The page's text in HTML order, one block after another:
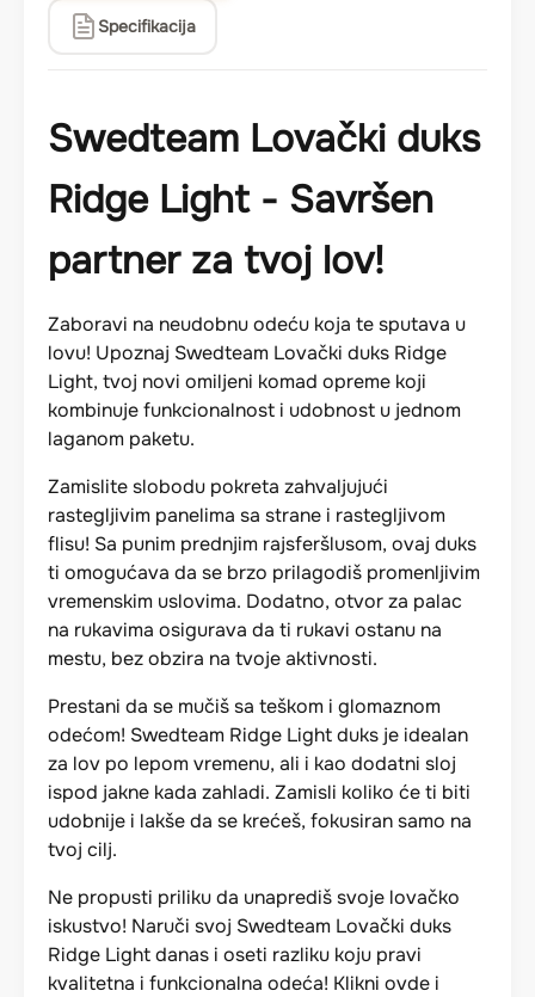
Specifikacija
Swedteam Lovački duks
Ridge Light - Savršen
partner za tvoj lov!
Zaboravi na neudobnu odeću koja te sputava u
lovu! Upoznaj Swedteam Lovački duks Ridge
Light, tvoj novi omiljeni komad opreme koji
kombinuje funkcionalnost i udobnost u jednom
laganom paketu.
Zamislite slobodu pokreta zahvaljujući
rastegljivim panelima sa strane i rastegljivom
flisu! Sa punim prednjim rajsferšlusom, ovaj duks
ti omogućava da se brzo prilagodiš promenljivim
vremenskim uslovima. Dodatno, otvor za palac
na rukavima osigurava da ti rukavi ostanu na
mestu, bez obzira na tvoje aktivnosti.
Prestani da se mučiš sa teškom i glomaznom
odećom! Swedteam Ridge Light duks je idealan
za lov po lepom vremenu, ali i kao dodatni sloj
ispod jakne kada zahladi. Zamisli koliko će ti biti
udobnije i lakše da se krećeš, fokusiran samo na
tvoj cilj.
Ne propusti priliku da unaprediš svoje lovačko
iskustvo! Naruči svoj Swedteam Lovački duks
Ridge Light danas i oseti razliku koju pravi
kvalitetna i funkcionalna odeća! Klikni ovde i